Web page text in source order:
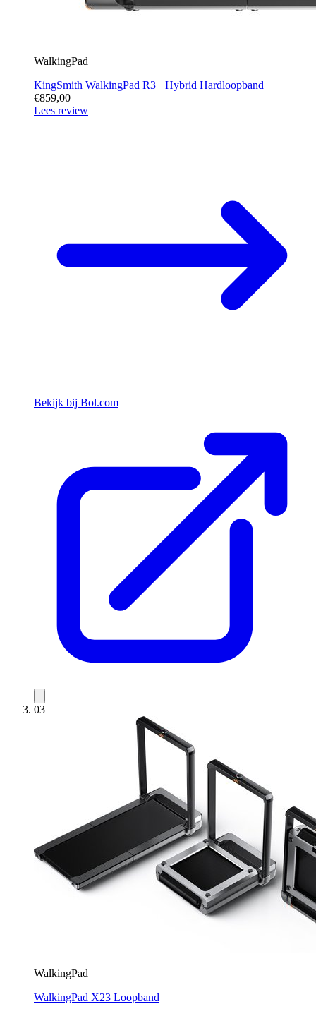
WalkingPad
KingSmith WalkingPad R3+ Hybrid Hardloopband
€859,00
Lees review
Bekijk bij Bol.com
03
WalkingPad
WalkingPad X23 Loopband